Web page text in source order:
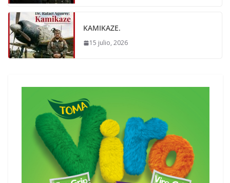
KAMIKAZE.
15 julio, 2026